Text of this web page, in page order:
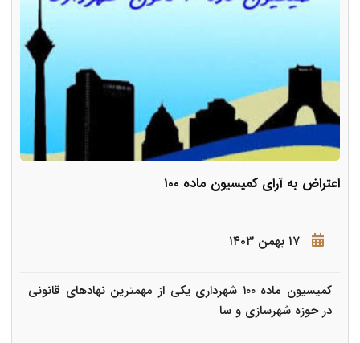
اعتراض به آرای کمیسیون ماده ۱۰۰
۱۷ بهمن ۱۴۰۳
کمیسیون ماده ۱۰۰ شهرداری یکی از مهمترین نهادهای قانونی
در حوزه شهرسازی و سا